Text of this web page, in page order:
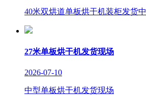
40米双烘道单板烘干机装柜发货中
27米单板烘干机发货现场
2026-07-10
中型单板烘干机发货现场